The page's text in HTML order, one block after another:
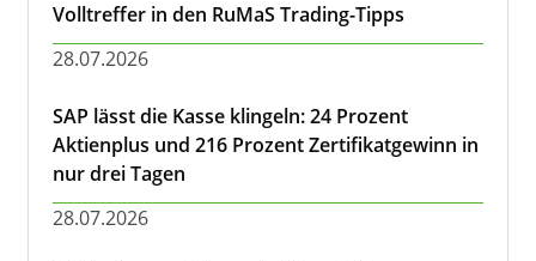
Volltreffer in den RuMaS Trading-Tipps
28.07.2026
SAP lässt die Kasse klingeln: 24 Prozent
Aktienplus und 216 Prozent Zertifikatgewinn in
nur drei Tagen
28.07.2026